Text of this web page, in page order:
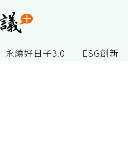
永續好日子3.0 ESG創新